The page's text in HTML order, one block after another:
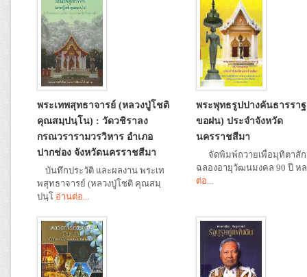
พระเทพสุทธาจารย์ (หลวงปู่โชติ
คุณสมฺปนฺโน) : วัดวชิราลง
กรณวรารามวรวิหาร อำเภอ
ปากช่อง จังหวัดนครราชสีมา
บันทึกประวัติ และผลงาน พระเท
พสุทธาจารย์ (หลวงปู่โชติ คุณสมฺ
ปนฺโ อ่านต่อ...
พระพุทธรูปปางคันธารรา
ขอฝน) ประจำจังหวัด
นครราชสีมา
จัดพิมพ์ถวายเพื่อมุทิตาสัก
ฉลองอายุวัฒนมงคล 90 ปี ห
ต่อ...